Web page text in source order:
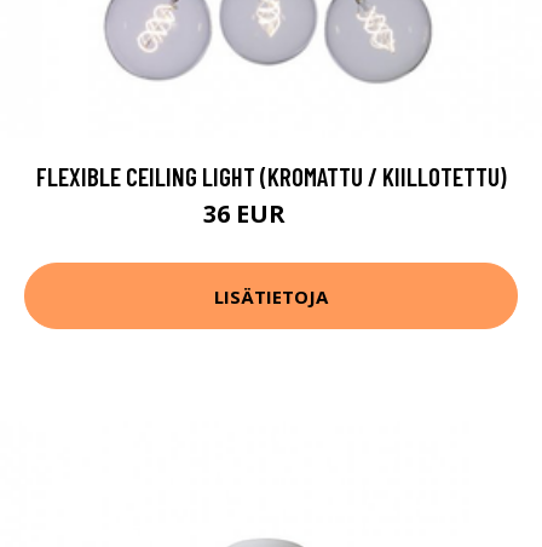
FLEXIBLE CEILING LIGHT (KROMATTU / KIILLOTETTU)
36 EUR
LISÄTIETOJA